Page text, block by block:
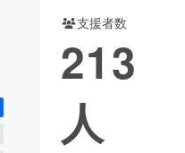
支援者数
213
人